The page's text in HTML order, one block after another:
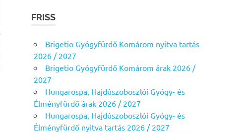
FRISS
Brigetio Gyógyfürdő Komárom nyitva tartás
2026 / 2027
Brigetio Gyógyfürdő Komárom árak 2026 /
2027
Hungarospa, Hajdúszoboszlói Gyógy- és
Élményfürdő árak 2026 / 2027
Hungarospa, Hajdúszoboszlói Gyógy- és
Élményfürdő nyitva tartás 2026 / 2027